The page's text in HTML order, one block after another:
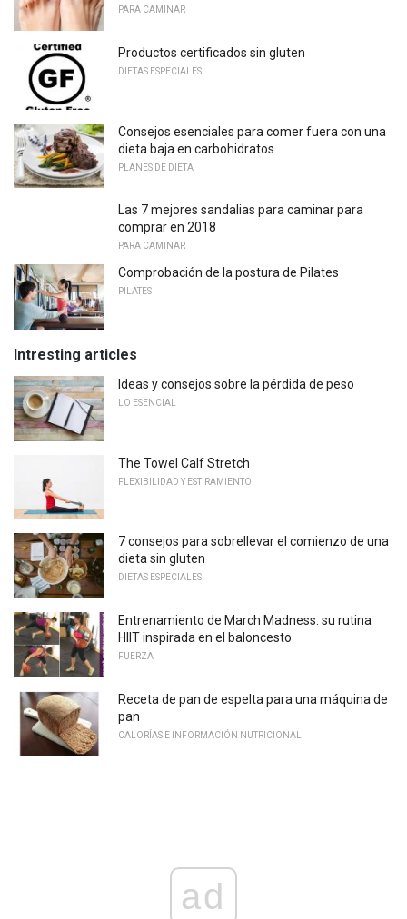
PARA CAMINAR
Productos certificados sin gluten
DIETAS ESPECIALES
Consejos esenciales para comer fuera con una
dieta baja en carbohidratos
PLANES DE DIETA
Las 7 mejores sandalias para caminar para
comprar en 2018
PARA CAMINAR
Comprobación de la postura de Pilates
PILATES
Intresting articles
Ideas y consejos sobre la pérdida de peso
LO ESENCIAL
The Towel Calf Stretch
FLEXIBILIDAD Y ESTIRAMIENTO
7 consejos para sobrellevar el comienzo de una
dieta sin gluten
DIETAS ESPECIALES
Entrenamiento de March Madness: su rutina
HIIT inspirada en el baloncesto
FUERZA
Receta de pan de espelta para una máquina de
pan
CALORÍAS E INFORMACIÓN NUTRICIONAL
ad